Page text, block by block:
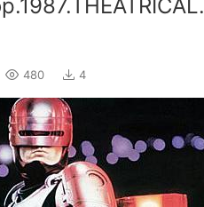
480 4